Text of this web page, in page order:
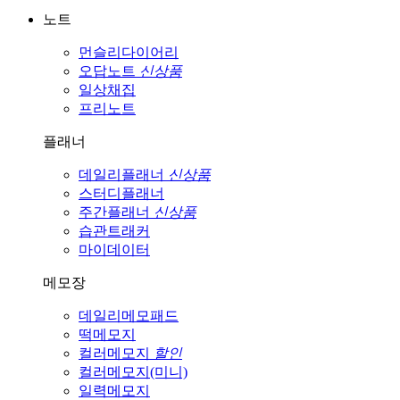
노트
먼슬리다이어리
오답노트 신상품
일상채집
프리노트
플래너
데일리플래너 신상품
스터디플래너
주간플래너 신상품
습관트래커
마이데이터
메모장
데일리메모패드
떡메모지
컬러메모지
할인
컬러메모지(미니)
일력메모지